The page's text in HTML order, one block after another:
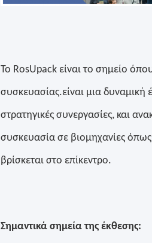
Το RosUpack είναι το σημείο
συσκευασίας.είναι μια
στρατηγικές συνεργασίες, και
συσκευασία σε βιομηχανίες
βρίσκεται στο επίκεντρο.
Σημαντικά σημεία της έκθεσης: